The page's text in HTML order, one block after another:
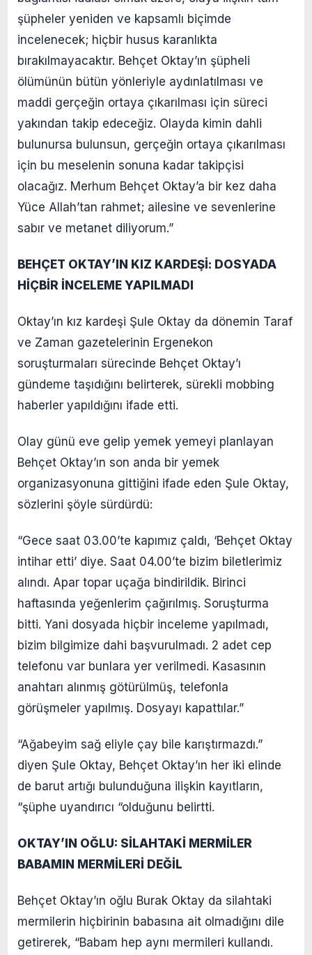
şüpheler yeniden ve kapsamlı biçimde
incelenecek; hiçbir husus karanlıkta
bırakılmayacaktır. Behçet Oktay’ın şüpheli
ölümünün bütün yönleriyle aydınlatılması ve
maddi gerçeğin ortaya çıkarılması için süreci
yakından takip edeceğiz. Olayda kimin dahli
bulunursa bulunsun, gerçeğin ortaya çıkarılması
için bu meselenin sonuna kadar takipçisi
olacağız. Merhum Behçet Oktay’a bir kez daha
Yüce Allah’tan rahmet; ailesine ve sevenlerine
sabır ve metanet diliyorum.”
BEHÇET OKTAY’IN KIZ KARDEŞİ: DOSYADA
HİÇBİR İNCELEME YAPILMADI
Oktay’ın kız kardeşi Şule Oktay da dönemin Taraf
ve Zaman gazetelerinin Ergenekon
soruşturmaları sürecinde Behçet Oktay’ı
gündeme taşıdığını belirterek, sürekli mobbing
haberler yapıldığını ifade etti.
Olay günü eve gelip yemek yemeyi planlayan
Behçet Oktay’ın son anda bir yemek
organizasyonuna gittiğini ifade eden Şule Oktay,
sözlerini şöyle sürdürdü:
“Gece saat 03.00’te kapımız çaldı, ‘Behçet Oktay
intihar etti’ diye. Saat 04.00’te bizim biletlerimiz
alındı. Apar topar uçağa bindirildik. Birinci
haftasında yeğenlerim çağırılmış. Soruşturma
bitti. Yani dosyada hiçbir inceleme yapılmadı,
bizim bilgimize dahi başvurulmadı. 2 adet cep
telefonu var bunlara yer verilmedi. Kasasının
anahtarı alınmış götürülmüş, telefonla
görüşmeler yapılmış. Dosyayı kapattılar.”
“Ağabeyim sağ eliyle çay bile karıştırmazdı.”
diyen Şule Oktay, Behçet Oktay’ın her iki elinde
de barut artığı bulunduğuna ilişkin kayıtların,
“şüphe uyandırıcı “olduğunu belirtti.
OKTAY’IN OĞLU: SİLAHTAKİ MERMİLER
BABAMIN MERMİLERİ DEĞİL
Behçet Oktay’ın oğlu Burak Oktay da silahtaki
mermilerin hiçbirinin babasına ait olmadığını dile
getirerek, “Babam hep aynı mermileri kullandı.